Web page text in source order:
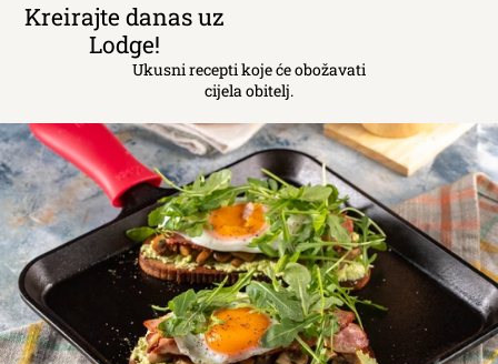
Kreirajte danas uz
Lodge!
Ukusni recepti koje će obožavati
cijela obitelj.